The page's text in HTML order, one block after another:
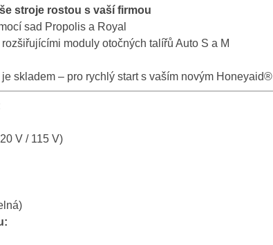
stroje rostou s vaší firmou
sad Propolis a Royal
moduly otočných talířů Auto S a M
skladem – pro rychlý start s vaším novým Honeyaid®
V / 115 V)